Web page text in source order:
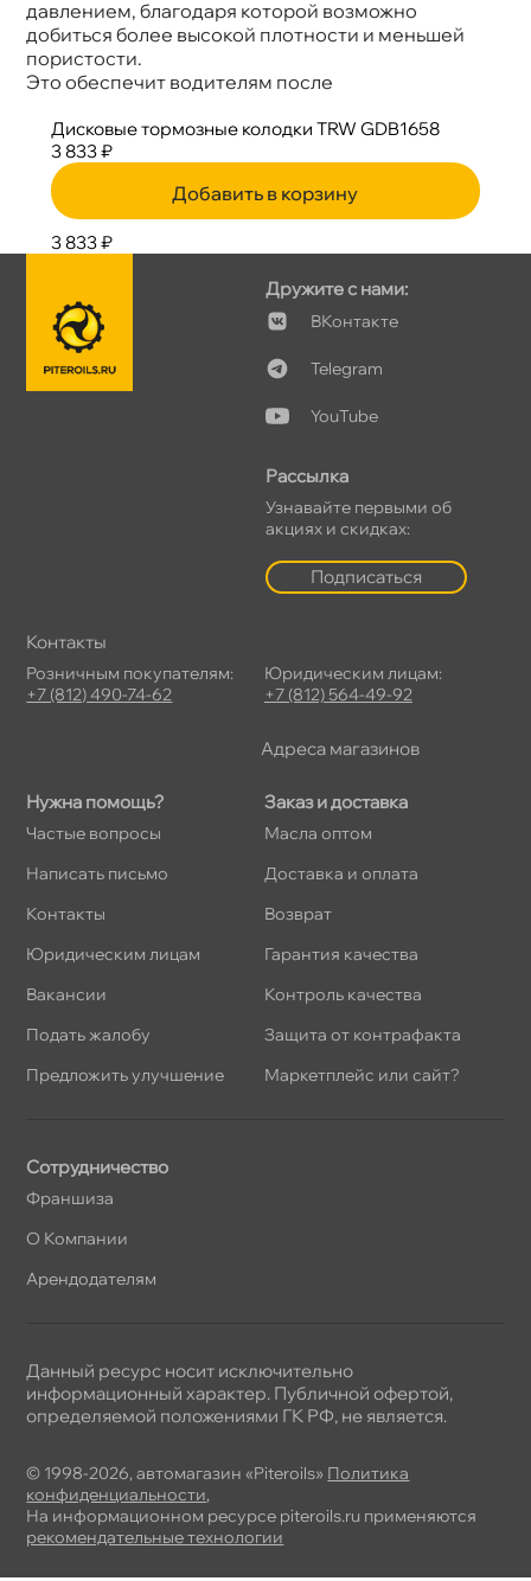
давлением, благодаря которой возможно
добиться более высокой плотности и меньшей
пористости.
Это обеспечит водителям после
Дисковые тормозные колодки TRW GDB1658
3 833 ₽
Добавить в корзину
3 833 ₽
Нужна помощь?
Частые вопросы
Написать письмо
Контакты
Юридическим лицам
акансии
Подать жалобу
Предложить улучшение
Заказ и доставка
Масла оптом
Доставка и оплата
озврат
Гарантия качества
Контроль качества
Защита от контрафакта
Маркетплейс или сайт?
Дружите с нами:
Контакте
Telegram
YouTube
Рассылка
Узнавайте первыми о
акциях и скидках:
Подписаться
Сотрудничество
Франшиза
О Компании
Арендодателям
Контакты
Розничным покупателям:
+7 (812) 490-74-62
Юридическим лицам:
+7 (812) 564-49-92
Адреса магазино
© 1998-2026, автомагазин «Piteroils» Политика
конфиденциальности,
На информационном ресурсе piteroils.ru применяются
рекомендательные технологии
Данный ресурс носит исключительно
информационный характер. Публичной офертой,
определяемой положениями ГК РФ, не является.